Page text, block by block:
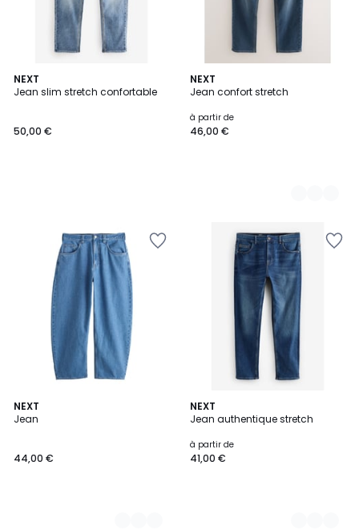
NEXT
Jean slim stretch confortable
50,00 €
NEXT
Jean confort stretch
à partir de
46,00 €
2
Couleurs
NEXT
Jean
44,00 €
3
Couleurs
NEXT
Jean authentique stretch
à partir de
41,00 €
7
Couleurs